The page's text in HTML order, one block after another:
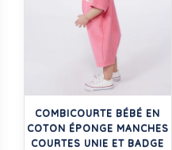
COMBICOURTE BÉBÉ EN
COTON ÉPONGE MANCHES
COURTES UNIE ET BADGE